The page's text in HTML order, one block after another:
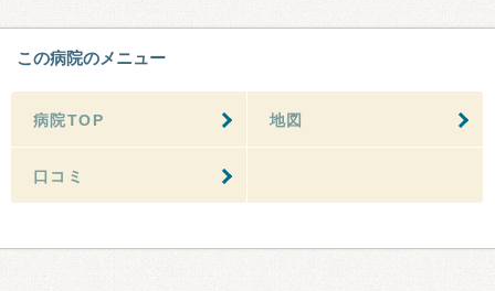
この病院のメニュー
病院TOP 地図
口コミ